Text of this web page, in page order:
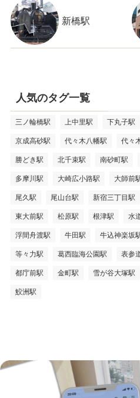
新橋駅
人気のタグ一覧
三ノ輪橋駅 上中里駅 下丸子駅
京成高砂駅 代々木八幡駅 代々
勝どき駅 北千束駅 南砂町駅
多摩川駅 大崎広小路駅 大師前
尾久駅 尾山台駅 新宿三丁目駅
東大前駅 松原駅 根津駅 水
浮間舟渡駅 牛田駅 牛込神楽坂
等々力駅 葛西臨海公園駅 表参
都庁前駅 金町駅 雪が谷大塚駅
鮫洲駅